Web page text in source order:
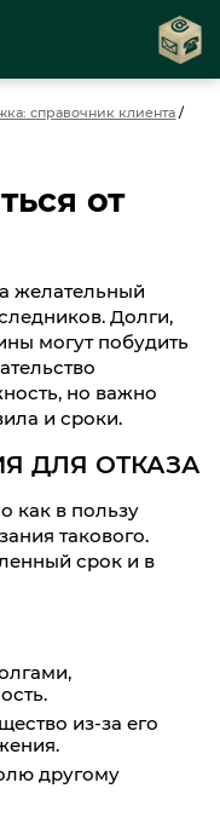
справочник клиента /
от
желательный
Долги,
могут побудить
но важно
и сроки.
ДЛЯ ОТКАЗА
как в пользу
такового.
срок и в
из-за его
другому